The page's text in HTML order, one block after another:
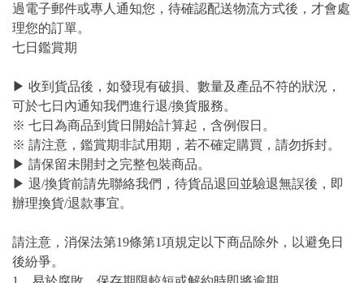
過電子郵件或專人通知您，待確認配送物流方式後，才會處
理您的訂單。
七日鑑賞期
▶ 收到貨品後，如發現有破損、數量及產品不符的狀況，
可於七日內通知我們進行退/換貨服務。
※ 七日為商品到貨日開始計算起，含例假日。
※ 請注意，鑑賞期非試用期，若不確定購買，請勿拆封。
▶ 請保留未開封之完整包裝商品。
▶ 退/換貨前請先聯絡我們，待貨品退回並驗退無誤後，即
辦理換貨/退款事宜。
請注意，消保法第19條第1項規定以下商品除外，以避免日
後紛爭。